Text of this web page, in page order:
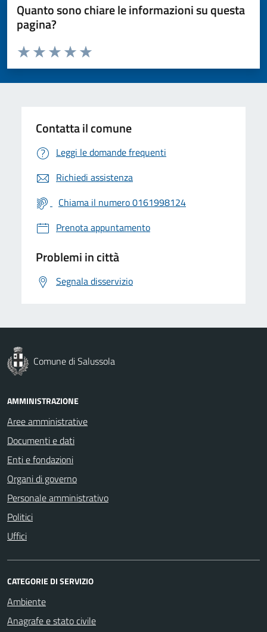
Quanto sono chiare le informazioni su questa
pagina?
Valuta da 1 a 5 stelle la pagina
Valuta 5 stelle su 5
Valuta 4 stelle su 5
Valuta 3 stelle su 5
Valuta 2 stelle su 5
Valuta 1 stelle su 5
Contatta il comune
Leggi le domande frequenti
Richiedi assistenza
Chiama il numero 0161998124
Prenota appuntamento
Problemi in città
Segnala disservizio
Comune di Salussola
AMMINISTRAZIONE
Aree amministrative
Documenti e dati
Enti e fondazioni
Organi di governo
Personale amministrativo
Politici
Uffici
CATEGORIE DI SERVIZIO
Ambiente
Anagrafe e stato civile